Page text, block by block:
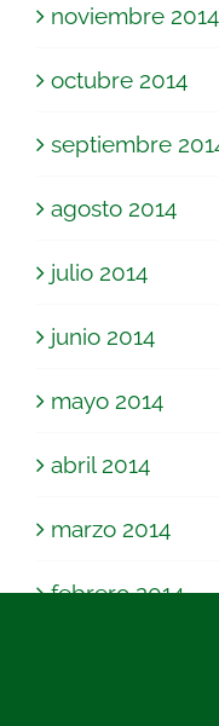
noviembre 2014
octubre 2014
septiembre
agosto 2014
julio 2014
junio 2014
mayo 2014
abril 2014
marzo 2014
febrero 2014